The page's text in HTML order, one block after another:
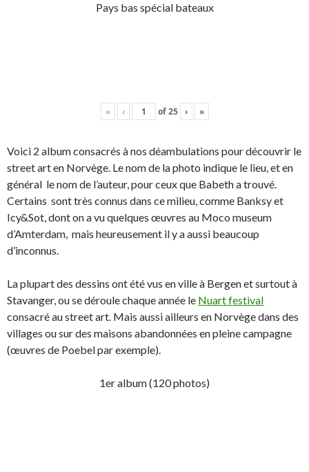
Pays bas spécial bateaux
« ‹ of25 › »
Voici 2 album consacrés à nos déambulations pour découvrir le
street art en Norvège. Le nom de la photo indique le lieu, et en
général le nom de l’auteur, pour ceux que Babeth a trouvé.
Certains sont très connus dans ce milieu, comme Banksy et
Icy&Sot, dont on a vu quelques œuvres au Moco museum
d’Amterdam, mais heureusement il y a aussi beaucoup
d’inconnus.
La plupart des dessins ont été vus en ville à Bergen et surtout à
Stavanger, ou se déroule chaque année le Nuart festival
consacré au street art. Mais aussi ailleurs en Norvège dans des
villages ou sur des maisons abandonnées en pleine campagne
(œuvres de Poebel par exemple).
1er album (120 photos)